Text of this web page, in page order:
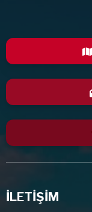
İLETİŞİM